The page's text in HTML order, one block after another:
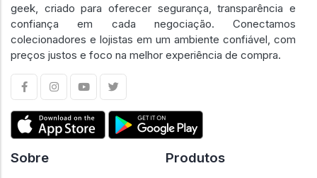
geek, criado para oferecer segurança, transparência e
confiança em cada negociação. Conectamos
colecionadores e lojistas em um ambiente confiável, com
preços justos e foco na melhor experiência de compra.
Sobre Produtos